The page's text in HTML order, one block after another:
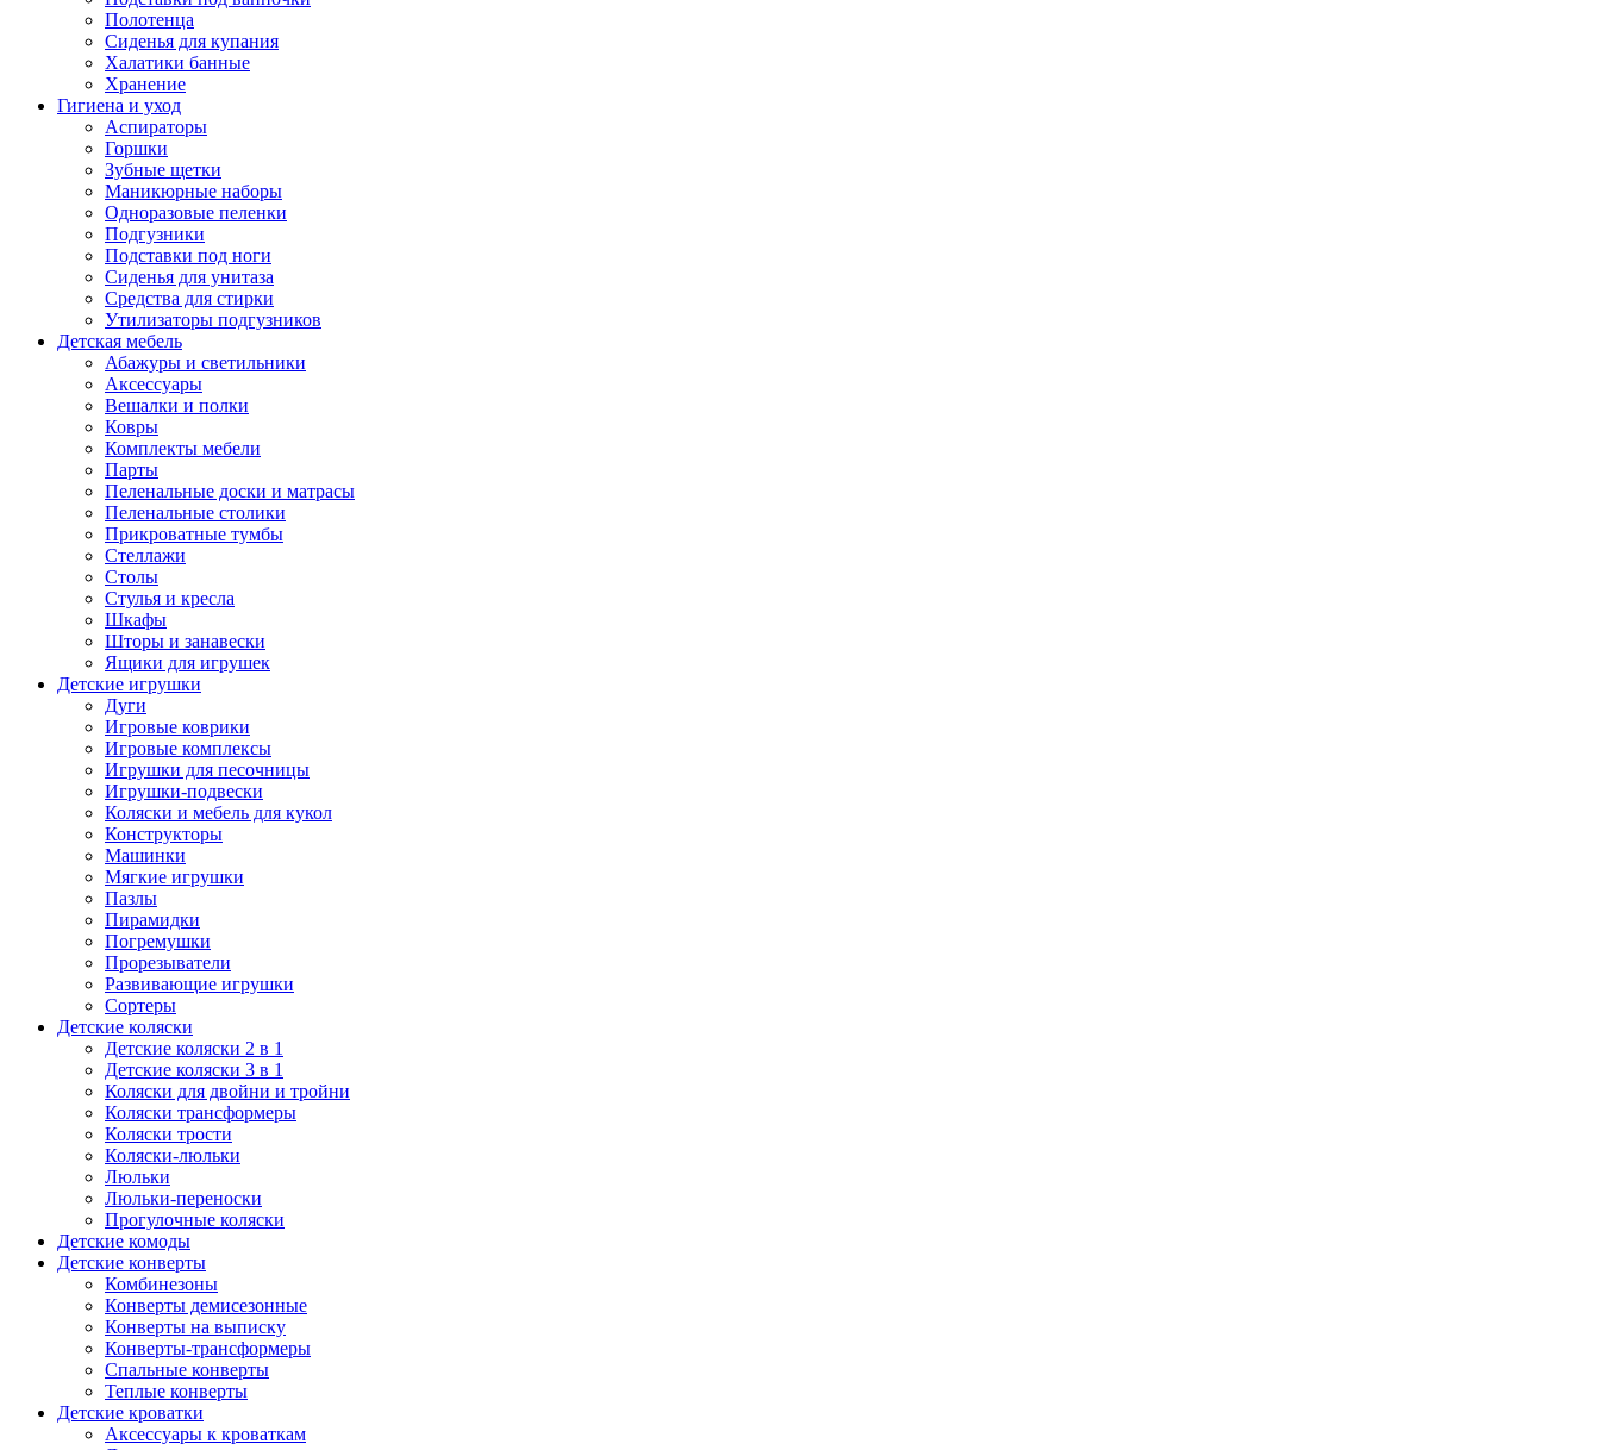
Полотенца
Сиденья для купания
Халатики банные
Хранение
Гигиена и уход
Аспираторы
Горшки
Зубные щетки
Маникюрные наборы
Одноразовые пеленки
Подгузники
Подставки под ноги
Сиденья для унитаза
Средства для стирки
Утилизаторы подгузников
Детская мебель
Абажуры и светильники
Аксессуары
Вешалки и полки
Ковры
Комплекты мебели
Парты
Пеленальные доски и матрасы
Пеленальные столики
Прикроватные тумбы
Стеллажи
Столы
Стулья и кресла
Шкафы
Шторы и занавески
Ящики для игрушек
Детские игрушки
Дуги
Игровые коврики
Игровые комплексы
Игрушки для песочницы
Игрушки-подвески
Коляски и мебель для кукол
Конструкторы
Машинки
Мягкие игрушки
Пазлы
Пирамидки
Погремушки
Прорезыватели
Развивающие игрушки
Сортеры
Детские коляски
Детские коляски 2 в 1
Детские коляски 3 в 1
Коляски для двойни и тройни
Коляски трансформеры
Коляски трости
Коляски-люльки
Люльки
Люльки-переноски
Прогулочные коляски
Детские комоды
Детские конверты
Комбинезоны
Конверты демисезонные
Конверты на выписку
Конверты-трансформеры
Спальные конверты
Теплые конверты
Детские кроватки
Аксессуары к кроваткам